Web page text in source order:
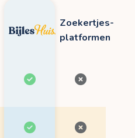
Zoekertjes-
platformen